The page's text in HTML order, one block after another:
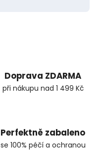
Doprava ZDARMA
při nákupu nad 1 499 Kč
Perfektně zabaleno
se 100% péčí a ochranou